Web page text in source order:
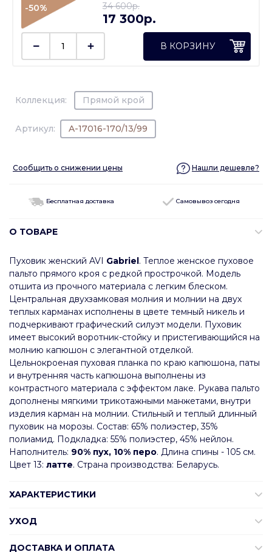
Коллекция: Прямой крой
Артикул: A-17016-170/13/99
-50% 34 600p.
17 300p.
В КОРЗИНУ
Сообщить о снижении цены Нашли дешевле?
Бесплатная доставка Самовывоз сегодня
О ТОВАРЕ
Пуховик женский AVI Gabriel. Теплое женское пуховое
пальто прямого кроя с редкой прострочкой. Модель
отшита из прочного материала с легким блеском.
Центральная двухзамковая молния и молнии на двух
теплых карманах исполнены в цвете темный никель и
подчеркивают графический силуэт модели. Пуховик
имеет высокий воротник-стойку и пристегивающийся на
молнию капюшон с элегантной отделкой.
Цельнокроеная пуховая планка по краю капюшона, паты
и внутренняя часть капюшона выполнены из
контрастного материала с эффектом лаке. Рукава пальто
дополнены мягкими трикотажными манжетами, внутри
изделия карман на молнии. Стильный и теплый длинный
пуховик на морозы. Состав: 65% полиэстер, 35%
полиамид. Подкладка: 55% полиэстер, 45% нейлон.
Наполнитель: 90% пух, 10% перо. Длина спины - 105 см.
Цвет 13: латте. Страна производства: Беларусь.
ХАРАКТЕРИСТИКИ
УХОД
ДОСТАВКА И ОПЛАТА